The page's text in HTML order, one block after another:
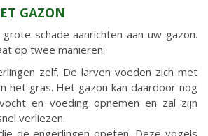
GAZON
grote schade aanrichten aan uw gazon.
op twee manieren:
zelf. De larven voeden zich met
het gras. Het gazon kan daardoor nog
en voeding opnemen en zal zijn
verliezen.
de engerlingen opeten. Deze vogels